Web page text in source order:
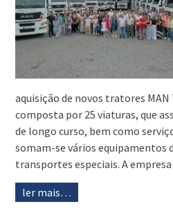
aquisição de novos tratores MAN
composta por 25 viaturas, que
de longo curso, bem como
somam-se vários equipamentos
transportes especiais. A
ler mais…